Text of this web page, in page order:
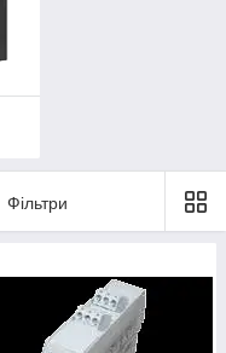
Фільтри